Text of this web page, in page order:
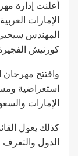
أعلنت إدارة
الإمارات
المهندس
كورنيش
الإمارات
كذلك يعول
الدول والتعرف